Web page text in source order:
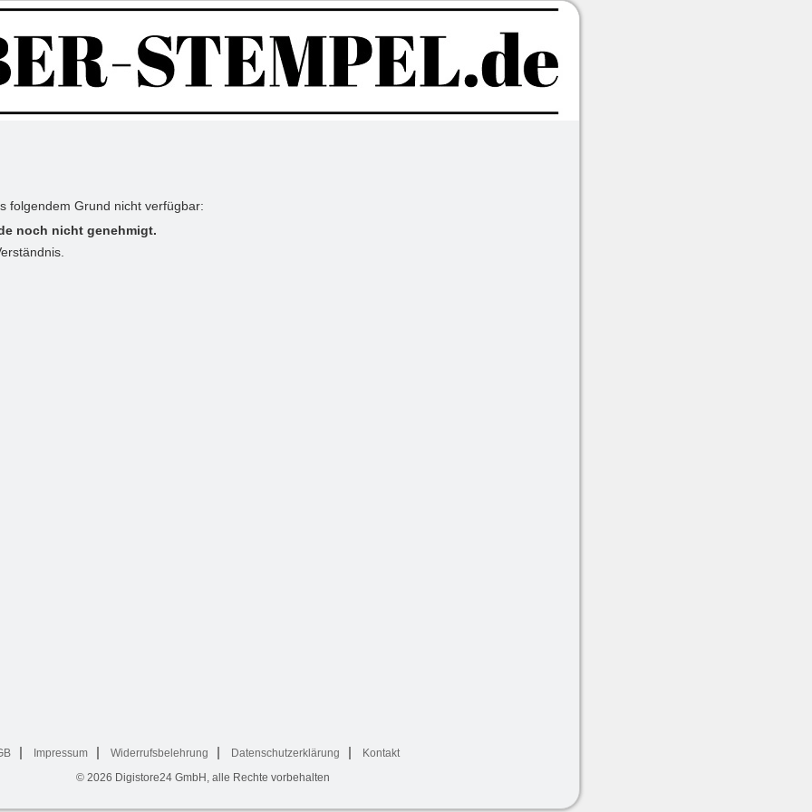
folgendem Grund nicht verfügbar:
noch nicht genehmigt.
Impressum Widerrufsbelehrung Datenschutzerklärung
Kontakt
© 2026 Digistore24 GmbH, alle Rechte vorbehalten